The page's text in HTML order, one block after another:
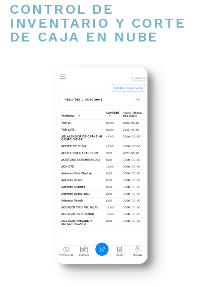
CONTROL DE
INVENTARIO Y CORTE
DE CAJA EN NUBE